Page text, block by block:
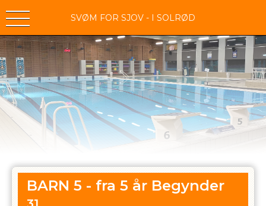
SVØM FOR SJOV - I SOLRØD
BARN 5 - fra 5 år Begynder